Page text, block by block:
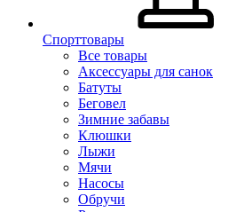
Спорттовары
Все товары
Аксессуары для санок
Батуты
Беговел
Зимние забавы
Клюшки
Лыжи
Мячи
Насосы
Обручи